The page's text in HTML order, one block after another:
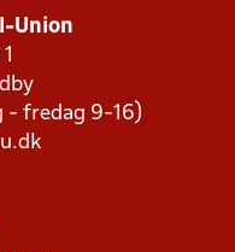
Union
- fredag 9-16)